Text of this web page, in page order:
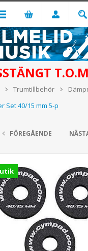
Trumtillbehör
Set 40/15 mm 5-p
FÖREGÅENDE